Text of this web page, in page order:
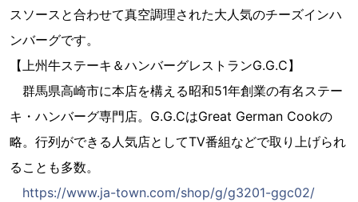
スソースと合わせて真空調理された大人気のチーズインハ
ンバーグです。
【上州牛ステーキ＆ハンバーグレストランG.G.C】
群馬県高崎市に本店を構える昭和51年創業の有名ステー
キ・ハンバーグ専門店。G.G.CはGreat German Cookの
略。行列ができる人気店としてTV番組などで取り上げられ
ることも多数。
https://www.ja-town.com/shop/g/g3201-ggc02/